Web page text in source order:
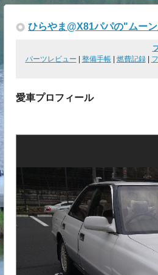
ひらやま@X81パパの"ムー
パーツレビュー
整備手帳| 燃費記録|
愛車プロフィール